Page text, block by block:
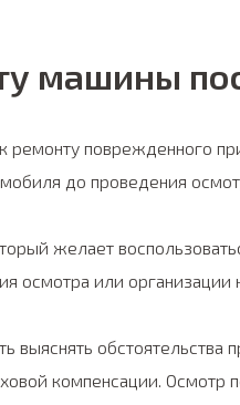
машины
ремонту поврежденного
до проведения
желает
осмотра или организации
обстоятельства
компенсации. Осмотр